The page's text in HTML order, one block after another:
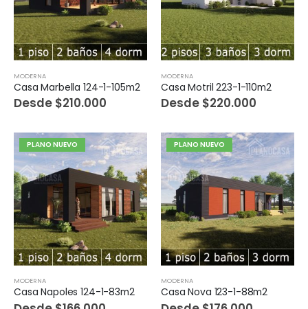
MODERNA
Casa Marbella 124-1-105m2
Desde $210.000
MODERNA
Casa Motril 223-1-110m2
Desde $220.000
PLANO NUEVO
MODERNA
Casa Napoles 124-1-83m2
PLANO NUEVO
MODERNA
Casa Nova 123-1-88m2